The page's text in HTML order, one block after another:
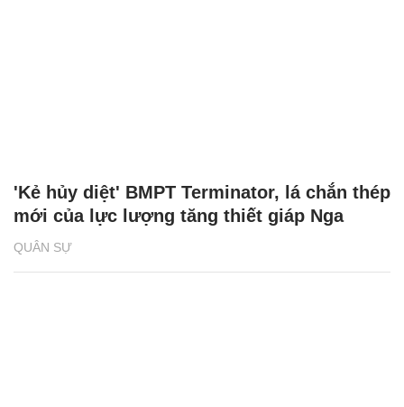
QUÂN SỰ
'Kẻ hủy diệt' BMPT Terminator, lá chắn thép
mới của lực lượng tăng thiết giáp Nga